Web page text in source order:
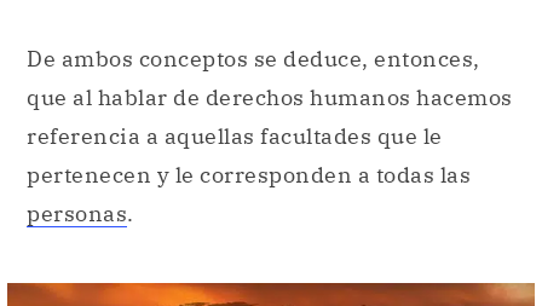
De ambos conceptos se deduce, entonces,
que al hablar de derechos humanos hacemos
referencia a aquellas facultades que le
pertenecen y le corresponden a todas las
personas.